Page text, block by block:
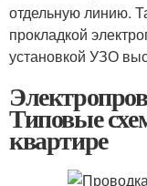
отдельную линию.
прокладкой
установкой УЗО
Типовые
квартире